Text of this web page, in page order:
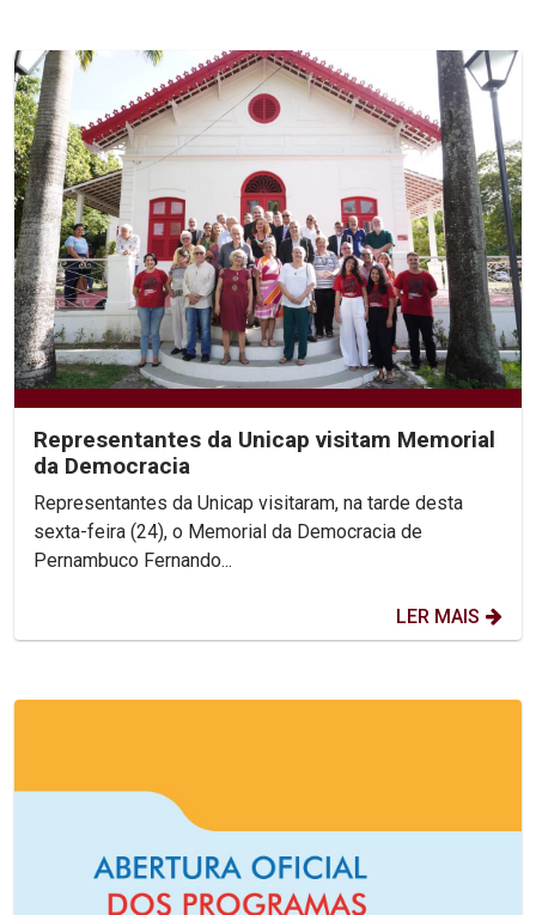
Representantes da Unicap visitam Memorial
da Democracia
Representantes da Unicap visitaram, na tarde desta
sexta-feira (24), o Memorial da Democracia de
Pernambuco Fernando...
LER MAIS